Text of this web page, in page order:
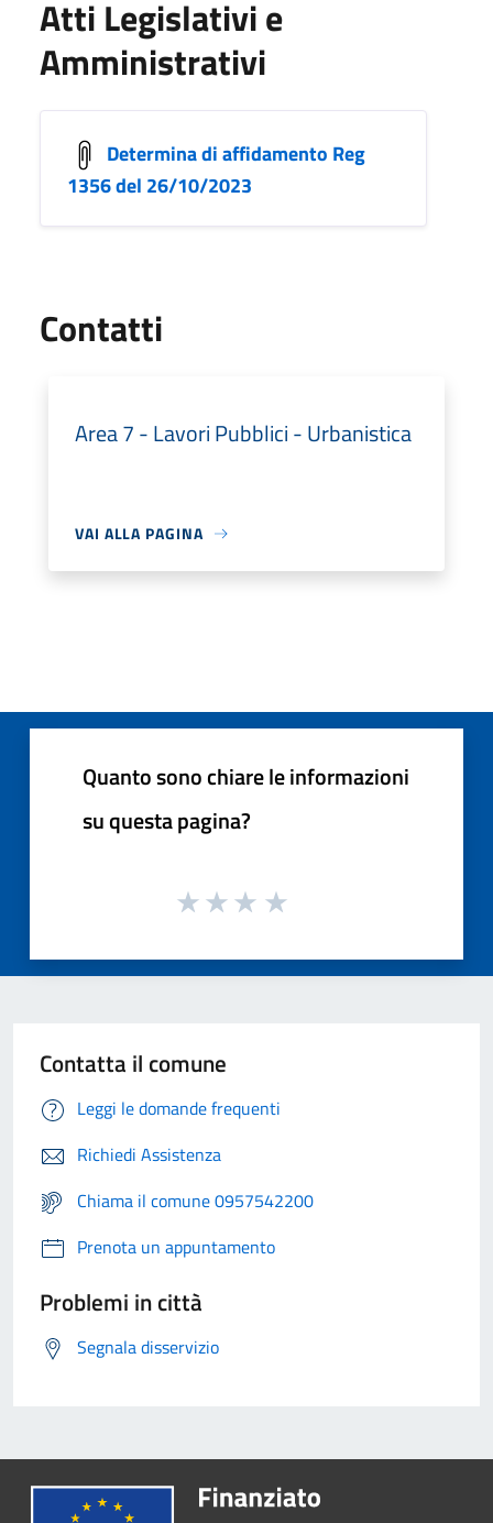
Atti Legislativi e
Amministrativi
Determina di affidamento Reg
1356 del 26/10/2023
Contatti
Area 7 - Lavori Pubblici - Urbanistica
VAI ALLA PAGINA
Quanto sono chiare le informazioni
su questa pagina?
Contatta il comune
Leggi le domande frequenti
Richiedi Assistenza
Chiama il comune 0957542200
Prenota un appuntamento
Problemi in città
Segnala disservizio